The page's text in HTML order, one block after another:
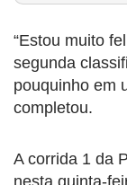
“Estou muito
segunda
pouquinho em
completou.
A corrida 1 da
nesta quinta-